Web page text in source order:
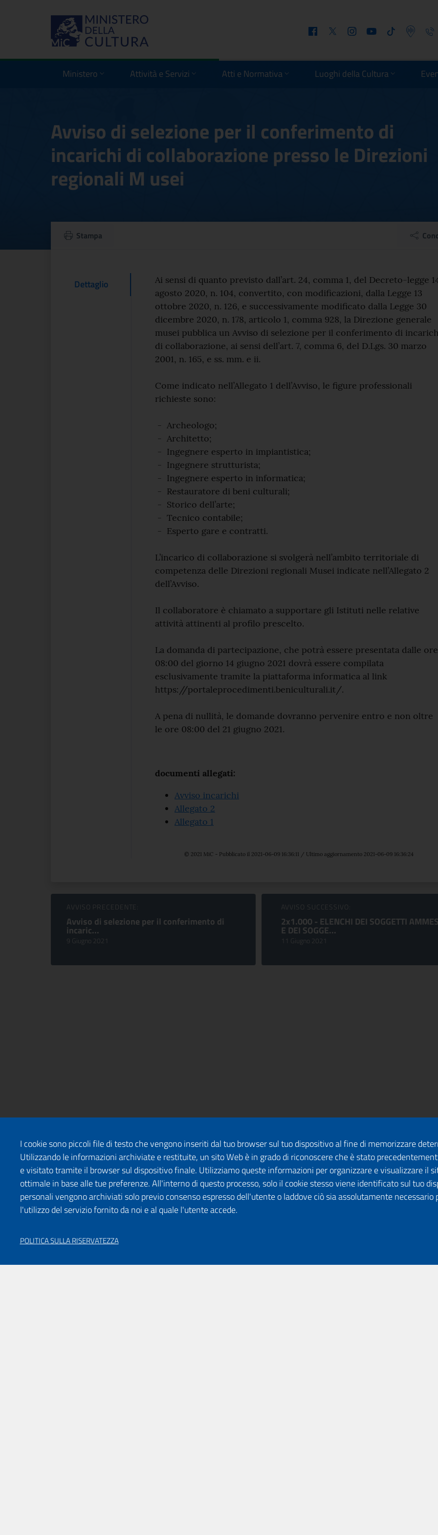
FacebookTwitter InstagramYoutube Tiktok Podcast
Ministero Attività e Servizi Atti e Normativa Luoghi della Cultura
Avviso di selezione per il conferimento di
incarichi di collaborazione presso le Direzioni
regionali M usei
Avviso di selezione per il
Stampa
Contenuto Del
Dettaglio Testo del comunicato
Ai sensi di quanto previsto dall’art. 24, comma 1, del Decreto-legge
agosto 2020, n. 104, convertito, con modificazioni, dalla Legge 13
ottobre 2020, n. 126, e successivamente modificato dalla Legge 30
dicembre 2020, n. 178, articolo 1, comma 928, la Direzione generale
musei pubblica un Avviso di selezione per il conferimento di
di collaborazione, ai sensi dell’art. 7, comma 6, del D.Lgs. 30 marzo
2001, n. 165, e ss. mm. e ii.
Come indicato nell’Allegato 1 dell’Avviso, le figure professionali
richieste sono:
- Archeologo;
- Architetto;
- Ingegnere esperto in impiantistica;
- Ingegnere strutturista;
- Ingegnere esperto in informatica;
- Restauratore di beni culturali;
- Storico dell’arte;
- Tecnico contabile;
- Esperto gare e contratti.
L’incarico di collaborazione si svolgerà nell’ambito territoriale di
competenza delle Direzioni regionali Musei indicate nell’Allegato 2
dell’Avviso.
Il collaboratore è chiamato a supportare gli Istituti nelle relative
attività attinenti al profilo prescelto.
La domanda di partecipazione, che potrà essere presentata dalle ore
08:00 del giorno 14 giugno 2021 dovrà essere compilata
esclusivamente tramite la piattaforma informatica al link
https://portaleprocedimenti.beniculturali.it/.
A pena di nullità, le domande dovranno pervenire entro e non oltre
le ore 08:00 del 21 giugno 2021.
documenti allegati:
Avviso incarichi
Allegato 2
Allegato 1
© 2021 MiC - Pubblicato il 2021-06-09 16:36:11 / Ultimo aggiornamento 2021-06-09 16:36:24
Sfoglia comunicati
AVVISO PRECEDENTE:
Avviso di selezione per il conferimento di
incaric...
9 Giugno 2021
AVVISO SUCCESSIVO:
2x1.000 - ELENCHI DEI SOGGETTI
E DEI SOGGE...
11 Giugno 2021
I cookie sono piccoli file di testo che vengono inseriti dal tuo browser sul tuo dispositivo al fine di memorizzare
Utilizzando le informazioni archiviate e restituite, un sito Web è in grado di riconoscere che è stato
e visitato tramite il browser sul dispositivo finale. Utilizziamo queste informazioni per organizzare e visualizzare il
ottimale in base alle tue preferenze. All'interno di questo processo, solo il cookie stesso viene identificato sul tuo
personali vengono archiviati solo previo consenso espresso dell'utente o laddove ciò sia assolutamente necessario
l'utilizzo del servizio fornito da noi e al quale l'utente accede.
POLITICA SULLA RISERVATEZZA